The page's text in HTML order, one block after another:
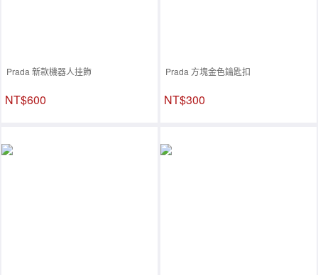
Prada 新款機器人挂飾
NT$600
Prada 方塊金色鑰匙扣
NT$300